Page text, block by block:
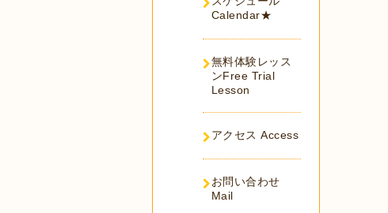
Calendar★
無料体験レッス
ンFree Trial
Lesson
アクセス Access
お問い合わせ
Mail